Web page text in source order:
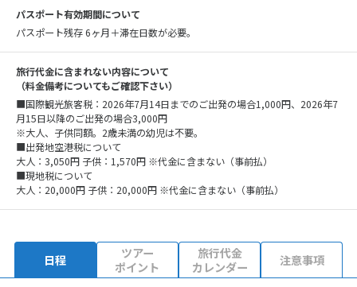
パスポート有効期間について
パスポート残存 6ヶ月＋滞在日数が必要。
旅行代金に含まれない内容について
（料金備考についてもご確認下さい）
■国際観光旅客税：2026年7月14日までのご出発の場合1,000円、2026年7
月15日以降のご出発の場合3,000円
※大人、子供同額。2歳未満の幼児は不要。
■出発地空港税について
大人：3,050円 子供：1,570円 ※代金に含まない（事前払）
■現地税について
大人：20,000円 子供：20,000円 ※代金に含まない（事前払）
日程
ツアー
ポイント
旅行代金
カレンダー
注意事項